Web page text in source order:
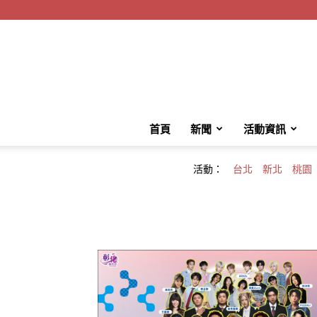
首頁 新聞 活動資訊
活動： 台北 新北 桃園